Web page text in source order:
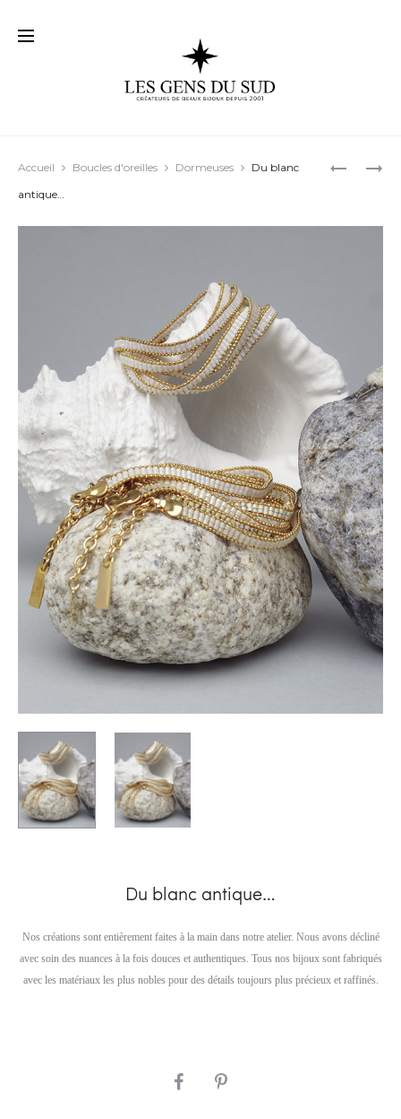
BOUCLES
Accueil Boucles d'oreilles Dormeuses
Du blanc
antique…
Du blanc antique…
Nos créations sont entièrement faites à la main dans notre atelier. Nous avons décliné
avec soin des nuances à la fois douces et authentiques. Tous nos bijoux sont fabriqués
avec les matériaux les plus nobles pour des détails toujours plus précieux et raffinés.
SHARE